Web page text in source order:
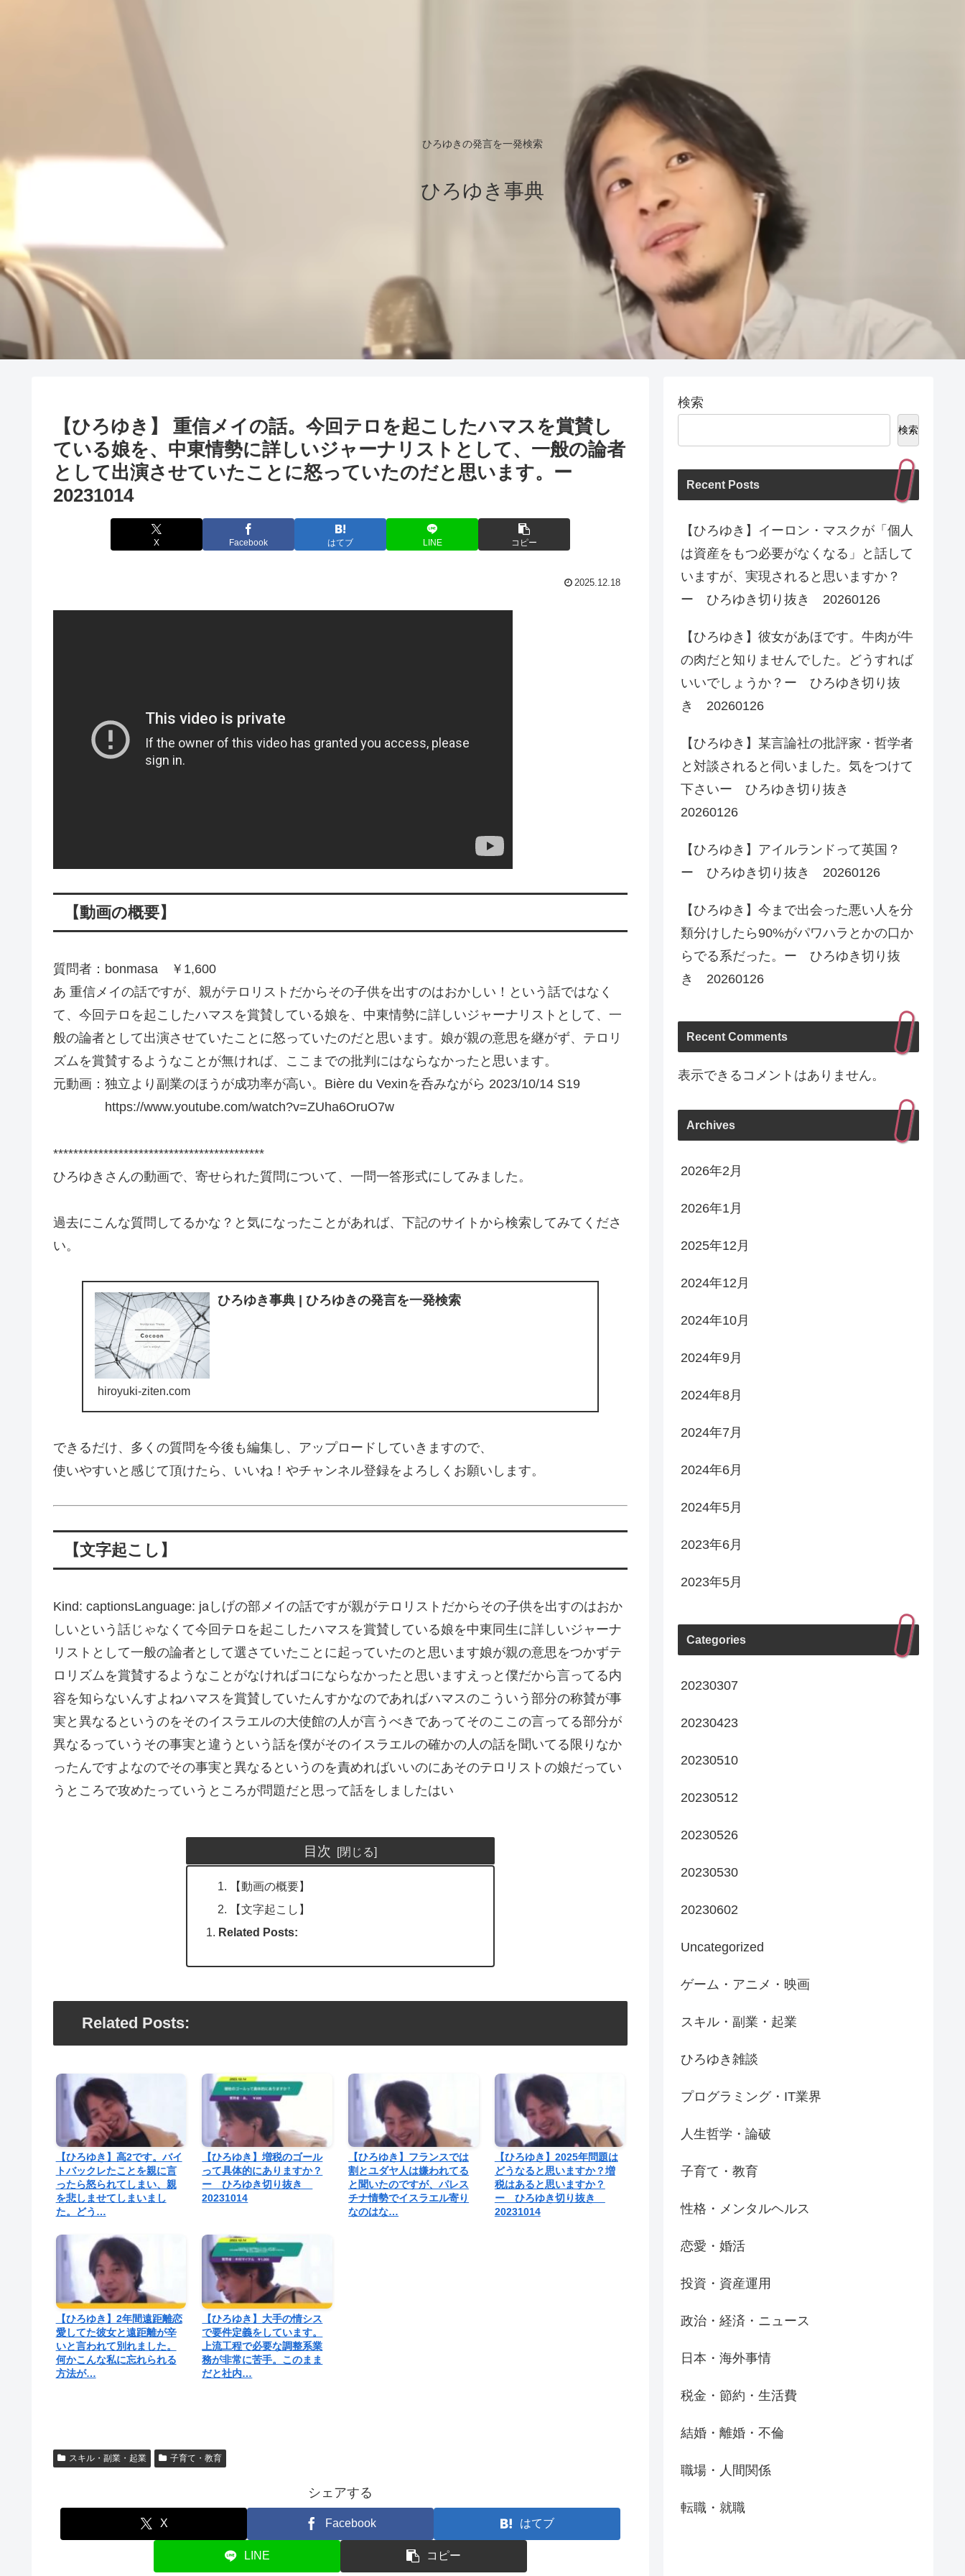
ひろゆきの発言を一発検索
ひろゆき事典
【ひろゆき】 重信メイの話。今回テロを起こしたハマスを賞賛し
ている娘を、中東情勢に詳しいジャーナリストとして、一般の論者
として出演させていたことに怒っていたのだと思います。ー
20231014
X Facebook はてブ LINE コピー
2025.12.18
【動画の概要】
質問者：bonmasa ￥1,600
あ 重信メイの話ですが、親がテロリストだからその子供を出すのはおかしい！という話ではなく
て、今回テロを起こしたハマスを賞賛している娘を、中東情勢に詳しいジャーナリストとして、一
般の論者として出演させていたことに怒っていたのだと思います。娘が親の意思を継がず、テロリ
ズムを賞賛するようなことが無ければ、ここまでの批判にはならなかったと思います。
元動画：独立より副業のほうが成功率が高い。Bière du Vexinを呑みながら 2023/10/14 S19
https://www.youtube.com/watch?v=ZUha6OruO7w
******************************************
ひろゆきさんの動画で、寄せられた質問について、一問一答形式にしてみました。
過去にこんな質問してるかな？と気になったことがあれば、下記のサイトから検索してみてくださ
い。
ひろゆき事典 | ひろゆきの発言を一発検索
hiroyuki-ziten.com
できるだけ、多くの質問を今後も編集し、アップロードしていきますので、
使いやすいと感じて頂けたら、いいね！やチャンネル登録をよろしくお願いします。
【文字起こし】
Kind: captionsLanguage: jaしげの部メイの話ですが親がテロリストだからその子供を出すのはおか
しいという話じゃなくて今回テロを起こしたハマスを賞賛している娘を中東同生に詳しいジャーナ
リストとして一般の論者として選さていたことに起っていたのと思います娘が親の意思をつかずテ
ロリズムを賞賛するようなことがなければコにならなかったと思いますえっと僕だから言ってる内
容を知らないんすよねハマスを賞賛していたんすかなのであればハマスのこういう部分の称賛が事
実と異なるというのをそのイスラエルの大使館の人が言うべきであってそのここの言ってる部分が
異なるっていうその事実と違うという話を僕がそのイスラエルの確かの人の話を聞いてる限りなか
ったんですよなのでその事実と異なるというのを責めればいいのにあそのテロリストの娘だってい
うところで攻めたっていうところが問題だと思って話をしましたはい
目次
【動画の概要】
【文字起こし】
Related Posts:
Related Posts:
【ひろゆき】高2です。バイ
トバックレたことを親に言
ったら怒られてしまい、親
を悲しませてしまいまし
た。どう…
【ひろゆき】増税のゴール
って具体的にありますか？
ー ひろゆき切り抜き
20231014
【ひろゆき】フランスでは
割とユダヤ人は嫌われてる
と聞いたのですが、パレス
チナ情勢でイスラエル寄り
なのはな…
【ひろゆき】2025年問題は
どうなると思いますか？増
税はあると思いますか？
ー ひろゆき切り抜き
20231014
【ひろゆき】2年間遠距離恋
愛してた彼女と遠距離が辛
いと言われて別れました。
何かこんな私に忘れられる
方法が…
【ひろゆき】大手の情シス
で要件定義をしています。
上流工程で必要な調整系業
務が非常に苦手。このまま
だと社内…
スキル・副業・起業 子育て・教育
シェアする
X Facebook はてブ
LINE コピー
検索
検索
Recent Posts
【ひろゆき】イーロン・マスクが「個人
は資産をもつ必要がなくなる」と話して
いますが、実現されると思いますか？
ー ひろゆき切り抜き 20260126
【ひろゆき】彼女があほです。牛肉が牛
の肉だと知りませんでした。どうすれば
いいでしょうか？ー ひろゆき切り抜
き 20260126
【ひろゆき】某言論社の批評家・哲学者
と対談されると伺いました。気をつけて
下さいー ひろゆき切り抜き
20260126
【ひろゆき】アイルランドって英国？
ー ひろゆき切り抜き 20260126
【ひろゆき】今まで出会った悪い人を分
類分けしたら90%がパワハラとかの口か
らでる系だった。ー ひろゆき切り抜
き 20260126
Recent Comments
表示できるコメントはありません。
Archives
2026年2月
2026年1月
2025年12月
2024年12月
2024年10月
2024年9月
2024年8月
2024年7月
2024年6月
2024年5月
2023年6月
2023年5月
Categories
20230307
20230423
20230510
20230512
20230526
20230530
20230602
Uncategorized
ゲーム・アニメ・映画
スキル・副業・起業
ひろゆき雑談
プログラミング・IT業界
人生哲学・論破
子育て・教育
性格・メンタルヘルス
恋愛・婚活
投資・資産運用
政治・経済・ニュース
日本・海外事情
税金・節約・生活費
結婚・離婚・不倫
職場・人間関係
転職・就職